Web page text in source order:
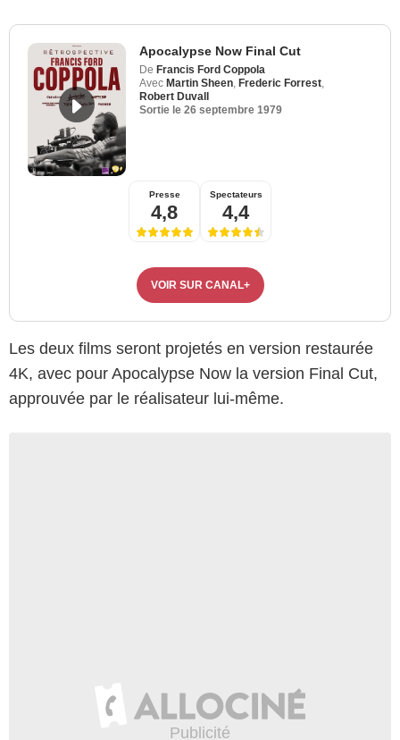
Apocalypse Now Final Cut
De Francis Ford Coppola
Avec Martin Sheen Frederic Forrest
Robert Duvall
Sortie le 26 septembre 1979
Presse
4,8
Spectateurs
4,4
VOIR SUR CANAL+
Les deux films seront projetés en version restaurée
4K, avec pour Apocalypse Now la version Final Cut,
approuvée par le réalisateur lui-même.